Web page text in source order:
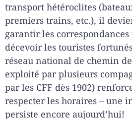
transport hétéroclites
premiers trains, etc.), il
garantir les correspondances
décevoir les touristes
réseau national de chemin
exploité par plusieurs
par les CFF dès 1902)
respecter les horaires – une
persiste encore aujourd’hui!